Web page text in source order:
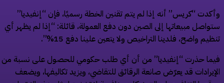
“كريس” أنه إذا لم يتم تقنين الخطة رسميًا، فإن “إنفيديا”
مبيعاتها إلى الصين دون دفع العمولة، قائلة: “إذا لم يظهر أي
واضح، فلدينا التراخيص ولا يتعين علينا دفع 15%”.
حذرت “إنفيديا” من أن أي طلب حكومي للحصول على نسبة من
قد يعرّض صانعة الرقائق للتقاضي، ويزيد تكاليفها، ويضعف